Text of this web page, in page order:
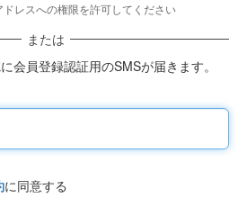
レスへの権限を許可してください
または
会員登録認証用のSMSが届きます。
に同意する